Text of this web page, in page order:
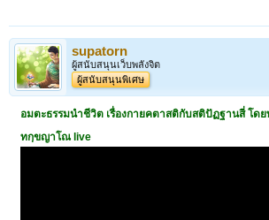
supatorn
ผู้สนับสนุนเว็บพลังจิต
ผู้สนับสนุนพิเศษ
อมตะธรรมนำชีวิต เรื่องกายคตาสติกับสติปัฏฐานสี่ โดย
ทกฺขญาโณ live